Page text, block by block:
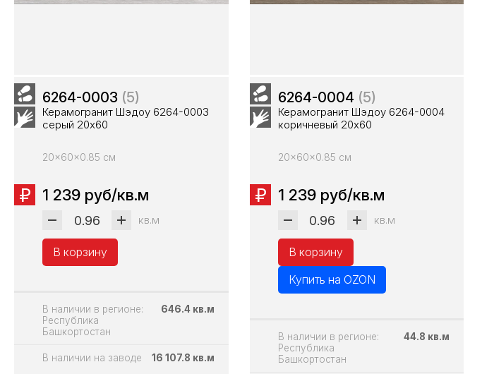
6264-0003 (5)
Керамогранит Шэдоу 6264-0003
серый 20х60
20x60x0.85 см
1 239 руб/кв.м
кв.м
В корзину
В наличии в регионе:
Республика
Башкортостан
646.4 кв.м
В наличии на заводе 16 107.8 кв.м
6264-0004 (5)
Керамогранит Шэдоу 6264-0004
коричневый 20х60
20x60x0.85 см
1 239 руб/кв.м
кв.м
В корзину
Купить на OZON
В наличии в регионе:
Республика
Башкортостан
44.8 кв.м